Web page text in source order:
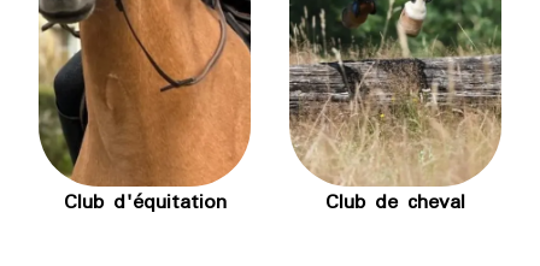
Club d'équitation Club de cheval